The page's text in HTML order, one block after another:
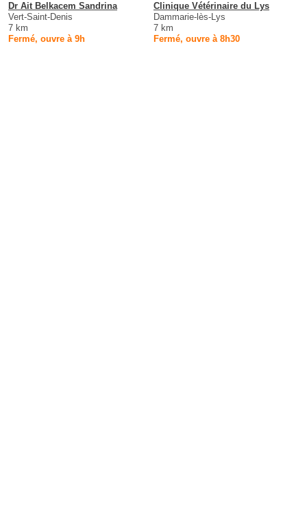
Dr Ait Belkacem Sandrina
Vert-Saint-Denis
7 km
Fermé, ouvre à 9h
Clinique Vétérinaire du Lys
Dammarie-lès-Lys
7 km
Fermé, ouvre à 8h30